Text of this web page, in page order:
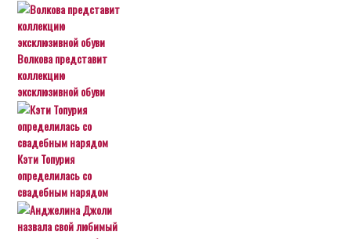
Волкова представит
коллекцию
эксклюзивной обуви
Кэти Топурия
определилась со
свадебным нарядом